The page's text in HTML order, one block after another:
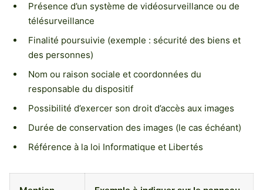
Présence d’un système de vidéosurveillance ou de
télésurveillance
Finalité poursuivie (exemple : sécurité des biens et
des personnes)
Nom ou raison sociale et coordonnées du
responsable du dispositif
Possibilité d’exercer son droit d’accès aux images
Durée de conservation des images (le cas échéant)
Référence à la loi Informatique et Libertés